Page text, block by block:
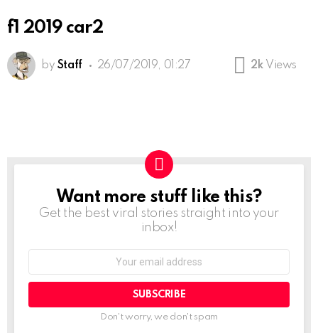
f1 2019 car2
by Staff 26/07/2019, 01:27 2k Views
NEWSLETTER
Want more stuff like this?
Get the best viral stories straight into your
inbox!
Don't worry, we don't spam